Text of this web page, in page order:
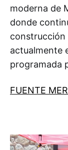
moderna de
donde
construcción
actualmente
programada
FUENTE